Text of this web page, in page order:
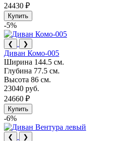
24430 ₽
Купить
-5%
❮ ❯
Диван Комо-005
Ширина 144.5 см.
Глубина 77.5 см.
Высота 86 см.
23040 руб.
24660 ₽
Купить
-6%
❮ ❯